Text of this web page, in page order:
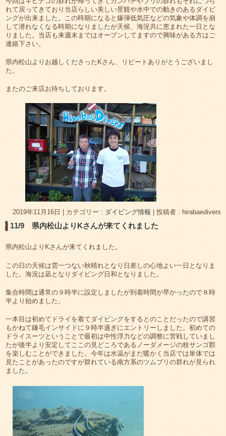
れて戻ってきており当店らしい美しい景観や水中での動きのあるダイビ
ングが出来ました。この時期になると爆弾低気圧などの気象や体調を崩
して潜れなくなる時期になりましたが天候、海況共に恵まれた一日とな
りました。当店も来週末まではオープンしてますので興味がある方はご
連絡下さい。
県内松山よりお越しくださったKさん、リピートありがとうございまし
た。
またのご来店お待ちしております。
2019年11月16日 | カテゴリー : ダイビング情報 | 投稿者 : hirabaedivers
11/9 県内松山よりKさんが来てくれました
県内松山よりKさんが来てくれました。
この日の天候は雲一つない秋晴れとなり日差しの心地よい一日となりま
した。海況は凪となりダイビング日和となりました。
集合時間は通常の９時半に設定しましたが到着時間が早かったので８時
半より始めました。
一本目は初めてドライを着てダイビングをするとのことだったので講習
もかねて鎌毛インサイドに９時半過ぎにエントリーしました。初めての
ドライスーツということで最初は中性浮力などの調整に苦戦していまし
たが後半より安定してここの見どころであるノーダメージの枝サンゴ郡
を楽しむことができました。今年は水温がまだ暖かく当店では単体では
見たことがあったのですが群れている南方系のツムブリの群れが見られ
ました。